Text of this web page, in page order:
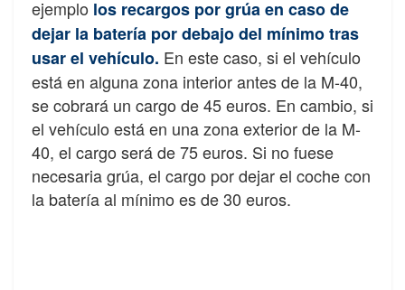
ejemplo los recargos por grúa en caso de
dejar la batería por debajo del mínimo tras
usar el vehículo. En este caso, si el vehículo
está en alguna zona interior antes de la M-40,
se cobrará un cargo de 45 euros. En cambio, si
el vehículo está en una zona exterior de la M-
40, el cargo será de 75 euros. Si no fuese
necesaria grúa, el cargo por dejar el coche con
la batería al mínimo es de 30 euros.